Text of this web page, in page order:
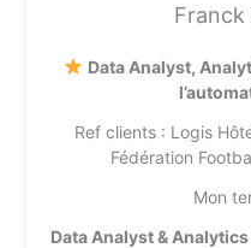
Franck
Data Analyst,
Ref clients : Logis
Fédération
Mon
Data Analyst &